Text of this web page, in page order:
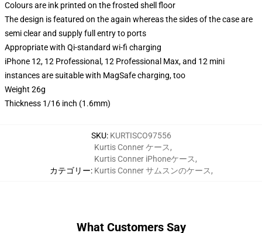
Colours are ink printed on the frosted shell floor
The design is featured on the again whereas the sides of the case are
semi clear and supply full entry to ports
Appropriate with Qi-standard wi-fi charging
iPhone 12, 12 Professional, 12 Professional Max, and 12 mini
instances are suitable with MagSafe charging, too
Weight 26g
Thickness 1/16 inch (1.6mm)
SKU: KURTISCO97556
カテゴリー:
Kurtis Conner ケース,
Kurtis Conner iPhoneケース,
Kurtis Conner サムスンのケース,
What Customers Say